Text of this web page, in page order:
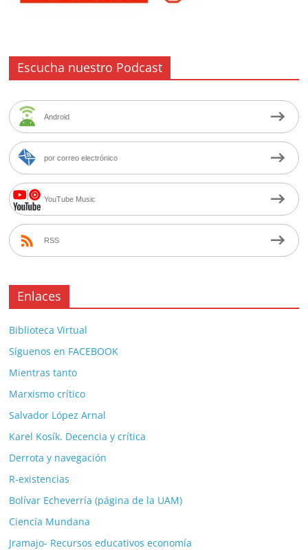
Escucha nuestro Podcast
Android
por correo electrónico
YouTube Music
RSS
Enlaces
Biblioteca Virtual
Síguenos en FACEBOOK
Mientras tanto
Marxismo crítico
Salvador López Arnal
Karel Kosík. Decencia y crítica
Derrota y navegación
R-existencias
Bolívar Echeverría (página de la UAM)
Ciencía Mundana
Jramajo- Recursos educativos economía